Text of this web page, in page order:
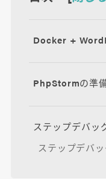
Docker +
PhpStormの準
ステップデバッ
ステップデバ